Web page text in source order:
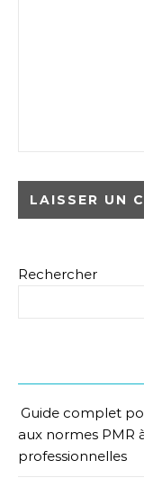
Rechercher
Guide complet
aux normes PMR
professionnelles